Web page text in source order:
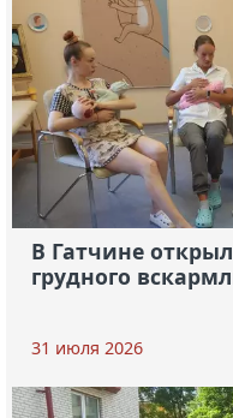
В Гатчине
грудного
31 июля 2026